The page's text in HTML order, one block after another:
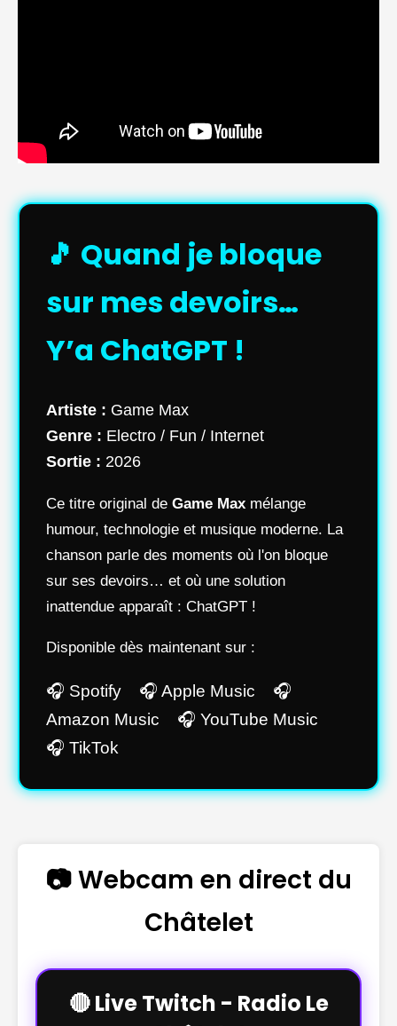
🎵 Quand je bloque
sur mes devoirs…
Y’a ChatGPT !
Artiste : Game Max
Genre : Electro / Fun / Internet
Sortie : 2026
Ce titre original de Game Max mélange
humour, technologie et musique moderne. La
chanson parle des moments où l'on bloque
sur ses devoirs… et où une solution
inattendue apparaît : ChatGPT !
Disponible dès maintenant sur :
🎧 Spotify 🎧 Apple Music 🎧
Amazon Music 🎧 YouTube Music
🎧 TikTok
📷 Webcam en direct du
Châtelet
🔴 Live Twitch - Radio Le